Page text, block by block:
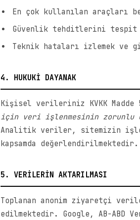
En çok kullanılan araçları
Güvenlik tehditlerini tespit
Teknik hataları izlemek ve
4. HUKUKİ DAYANAK
Kişisel verileriniz KVKK Madde
için veri işlenmesinin zorunlu
Analitik veriler, sitemizin
kapsamda değerlendirilmektedir.
5. VERİLERİN AKTARILMASI
Toplanan anonim ziyaretçi
edilmektedir. Google, AB-ABD